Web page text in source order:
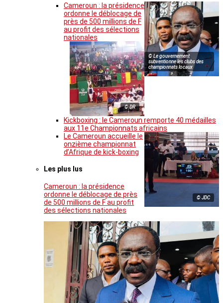
© Le gouvernement
subventionne les clubs des
championnats locaux
Cameroun : la présidence
ordonne le déblocage de
près de 500 millions de F
au profit des sélections
nationales
© DR
Kickboxing : le Cameroun remporte 40 médailles
aux 11e Championnats africains
© JDC
Le Cameroun accueille le
onzième championnat
d’Afrique de kick-boxing
Les plus lus
Cameroun : la présidence
ordonne le déblocage de près
de 500 millions de F au profit
des sélections nationales